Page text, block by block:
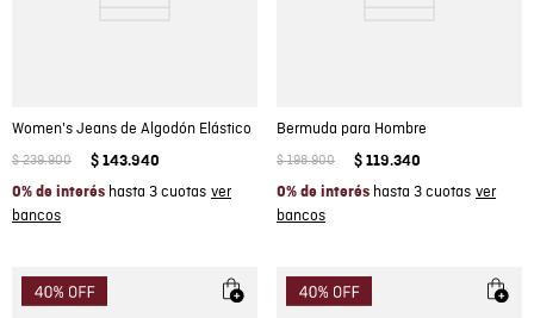
Women's Jeans de Algodón Elástico
$ 239.900 $ 143.940
0% de interés hasta 3 cuotas
Bermuda para Hombre
$ 198.900 $ 119.340
0% de interés hasta 3 cuotas